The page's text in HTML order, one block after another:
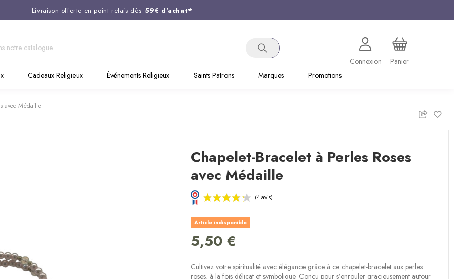
Livraison offerte en point relais dès 59€ d'achat*
Support client disponible au
Commandez avant 14H, expédition le jour même !
Connexion
Panier
Cadeaux Religieux Événements Religieux Saints Patrons Marques Promotions
avec Médaille
Chapelet-Bracelet à Perles Roses
avec Médaille
Article indisponible
5,50 €
Cultivez votre spiritualité avec élégance grâce à ce chapelet-bracelet aux perles
roses, à la fois délicat et symbolique. Conçu pour s’enrouler gracieusement autour